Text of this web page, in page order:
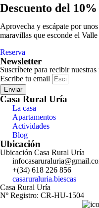
Descuento del
Aprovecha y escápate por
maravillas que esconde el Valle
Reserva
Newsletter
Suscríbete para recibir
Escribe tu email
Enviar
Casa Rural Uría
La casa
Apartamentos
Actividades
Blog
Ubicación
Ubicación Casa Rural Uría
+(34) 618 226 856
casaruraluria.biescas
Casa Rural Uría
Nº Registro: CR-HU-1504